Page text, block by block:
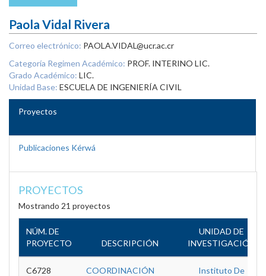
Paola Vidal Rivera
Correo electrónico: PAOLA.VIDAL@ucr.ac.cr
Categoría Regimen Académico: PROF. INTERINO LIC.
Grado Académico: LIC.
Unidad Base: ESCUELA DE INGENIERÍA CIVIL
Proyectos
Publicaciones Kérwá
PROYECTOS
Mostrando 21 proyectos
NÚM. DE
PROYECTO
DESCRIPCIÓN
UNIDAD DE
INVESTIGACIÓN
C6728
COORDINACIÓN
Instituto De